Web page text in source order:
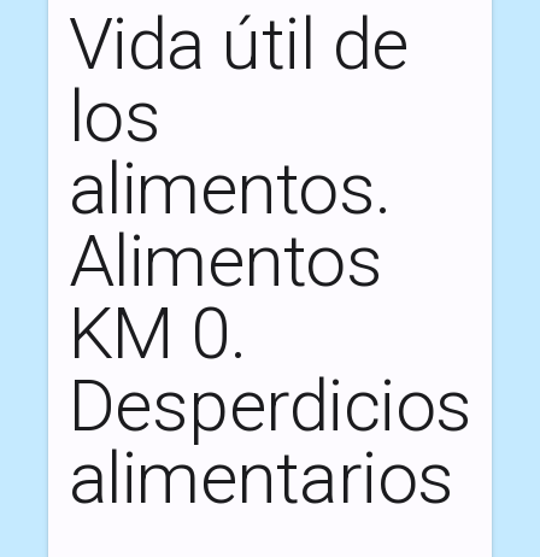
Vida útil de
los
alimentos.
Alimentos
KM 0.
Desperdicios
alimentarios